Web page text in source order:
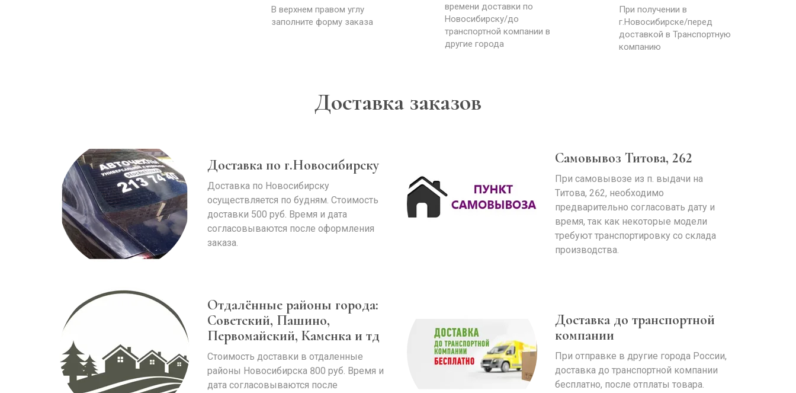
В верхнем правом углу
заполните форму заказа
времени доставки по
Новосибирску/до
транспортной компании в
другие города
При получении в
г.Новосибирске/перед
доставкой в Транспортную
компанию
Доставка заказов
Доставка по г.Новосибирску
Доставка по Новосибирску
осуществляется по будням. Стоимость
доставки 500 руб. Время и дата
согласовываются после оформления
заказа.
Самовывоз Титова, 262
При самовывозе из п. выдачи на
Титова, 262, необходимо
предварительно согласовать дату и
время, так как некоторые модели
требуют транспортировку со склада
производства.
Отдалённые районы города:
Советский, Пашино,
Первомайский, Каменка и тд
Стоимость доставки в отдаленные
районы Новосибирска 800 руб. Время и
дата согласовываются после
Доставка до транспортной
компании
При отправке в другие города России,
доставка до транспортной компании
бесплатно, после отплаты товара.